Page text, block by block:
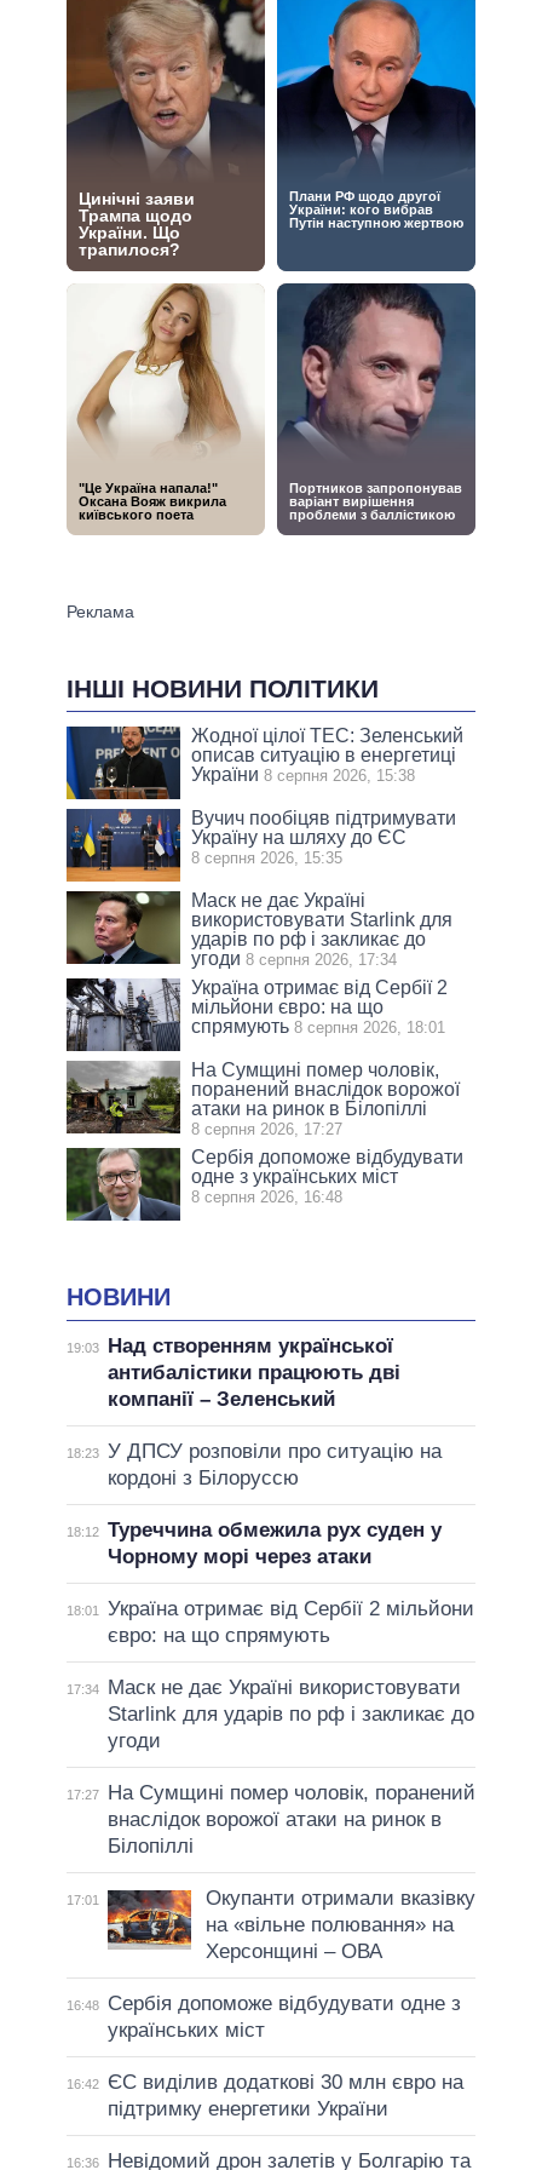
ІНШІ НОВИНИ ПОЛІТИКИ
Жодної цілої ТЕС: Зеленський
описав ситуацію в енергетиці
України 8 серпня 2026, 15:38
Вучич пообіцяв підтримувати
Україну на шляху до ЄС
8 серпня 2026, 15:35
Маск не дає Україні
використовувати Starlink для
ударів по рф і закликає до
угоди 8 серпня 2026, 17:34
Україна отримає від Сербії 2
мільйони євро: на що
спрямують 8 серпня 2026, 18:01
На Сумщині помер чоловік,
поранений внаслідок ворожої
атаки на ринок в Білопіллі
8 серпня 2026, 17:27
Сербія допоможе відбудувати
одне з українських міст
8 серпня 2026, 16:48
НОВИНИ
19:03
Над створенням української
антибалістики працюють дві
компанії – Зеленський
18:23 У ДПСУ розповіли про ситуацію на
кордоні з Білоруссю
18:12 Туреччина обмежила рух суден у
Чорному морі через атаки
18:01
Україна отримає від Сербії 2 мільйони
євро: на що спрямують
17:34
Маск не дає Україні використовувати
Starlink для ударів по рф і закликає до
угоди
17:27
На Сумщині помер чоловік, поранений
внаслідок ворожої атаки на ринок в
Білопіллі
17:01
Окупанти отримали вказівку
на «вільне полювання» на
Херсонщині – ОВА
16:48
Сербія допоможе відбудувати одне з
українських міст
16:42
ЄС виділив додаткові 30 млн євро на
підтримку енергетики України
16:36
Невідомий дрон залетів у Болгарію та